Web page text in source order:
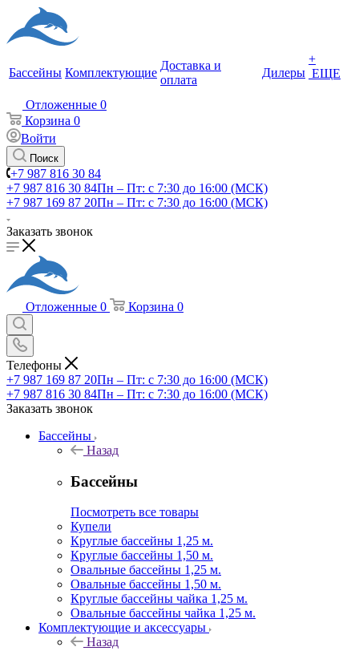
Бассейны Комплектующие
Доставка и
оплата
Дилеры
+
ЕЩЕ
Отложенные 0
Корзина 0
Войти
Поиск
+7 987 816 30 84
+7 987 816 30 84Пн – Пт: с 7:30 до 16:00 (МСК)
+7 987 169 87 20Пн – Пт: с 7:30 до 16:00 (МСК)
Заказать звонок
Отложенные 0 Корзина 0
Телефоны
+7 987 169 87 20Пн – Пт: с 7:30 до 16:00 (МСК)
+7 987 816 30 84Пн – Пт: с 7:30 до 16:00 (МСК)
Заказать звонок
Бассейны
Назад
Бассейны
Посмотреть все товары
Купели
Круглые бассейны 1,25 м.
Круглые бассейны 1,50 м.
Овальные бассейны 1,25 м.
Овальные бассейны 1,50 м.
Круглые бассейны чайка 1,25 м.
Овальные бассейны чайка 1,25 м.
Комплектующие и аксессуары
Назад